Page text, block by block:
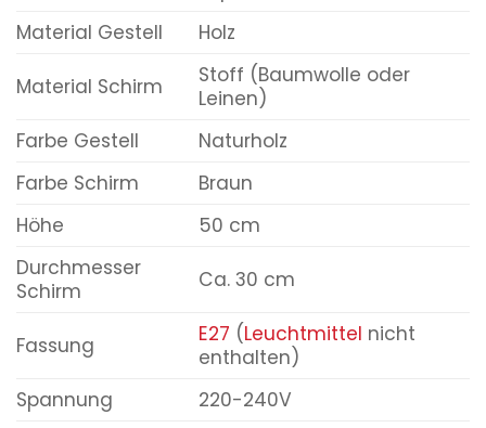
Material Gestell
Holz
Material Schirm
Stoff (Baumwolle oder
Leinen)
Farbe Gestell
Naturholz
Farbe Schirm
Braun
Höhe
50 cm
Durchmesser
Schirm
Ca. 30 cm
Fassung E27 (Leuchtmittel nicht
enthalten)
Spannung
220-240V